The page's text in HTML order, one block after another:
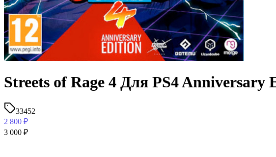
Streets of Rage 4 Для PS4
33452
2 800 ₽
3 000 ₽